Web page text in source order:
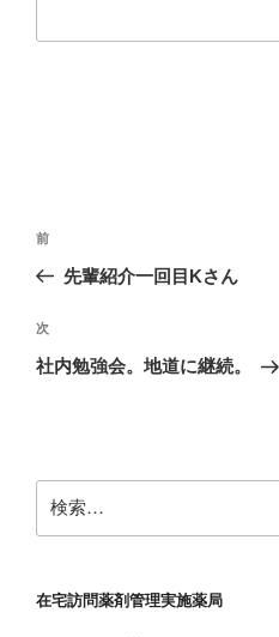
投
ビ
ゲ
ン
前
の
稿
前
先輩紹介一回目Kさん
次
の
次
社内勉強会。地道に継続。
索:
在宅訪問薬剤管理実施薬局